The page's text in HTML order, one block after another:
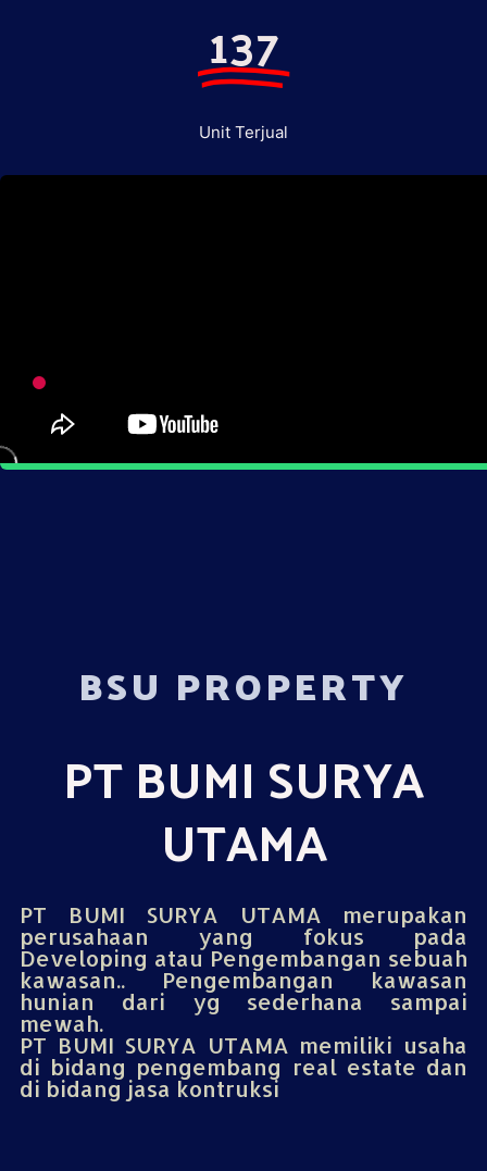
137
Unit Terjual
BSU PROPERTY
PT BUMI SURYA
UTAMA
PT BUMI SURYA UTAMA merupakan
perusahaan yang fokus pada
Developing atau Pengembangan sebuah
kawasan.. Pengembangan kawasan
hunian dari yg sederhana sampai
mewah.
PT BUMI SURYA UTAMA memiliki usaha
di bidang pengembang real estate dan
di bidang jasa kontruksi